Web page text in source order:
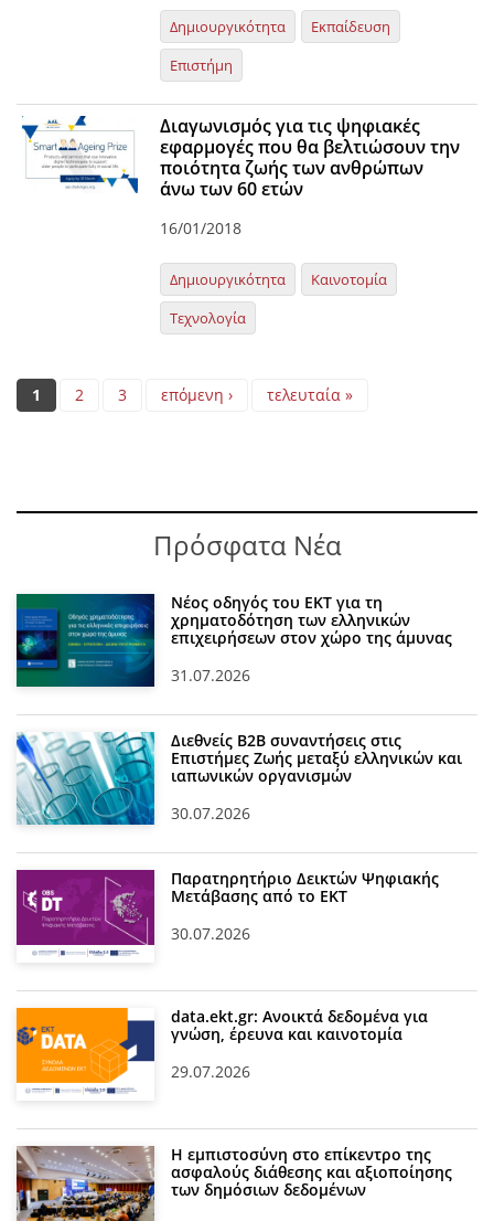
Δημιουργικότητα
Εκπαίδευση
Επιστήμη
Διαγωνισμός για τις ψηφιακές
εφαρμογές που θα βελτιώσουν την
ποιότητα ζωής των ανθρώπων
άνω των 60 ετών
16/01/2018
Δημιουργικότητα
Καινοτομία
Τεχνολογία
Pages
1 2 3 επόμενη › τελευταία »
Πρόσφατα Νέα
Νέος οδηγός του ΕΚΤ για τη
χρηματοδότηση των ελληνικών
επιχειρήσεων στον χώρο της άμυνας
31.07.2026
Διεθνείς Β2Β συναντήσεις στις
Επιστήμες Ζωής μεταξύ ελληνικών και
ιαπωνικών οργανισμών
30.07.2026
Παρατηρητήριο Δεικτών Ψηφιακής
Μετάβασης από το ΕΚΤ
30.07.2026
data.ekt.gr: Ανοικτά δεδομένα για
γνώση, έρευνα και καινοτομία
29.07.2026
Η εμπιστοσύνη στο επίκεντρο της
ασφαλούς διάθεσης και αξιοποίησης
των δημόσιων δεδομένων